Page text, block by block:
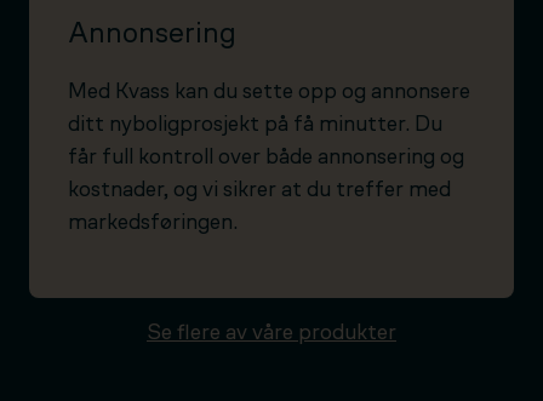
Annonsering
Med Kvass kan du sette opp og annonsere
ditt nyboligprosjekt på få minutter. Du
får full kontroll over både annonsering og
kostnader, og vi sikrer at du treffer med
markedsføringen.
Se flere av våre produkter